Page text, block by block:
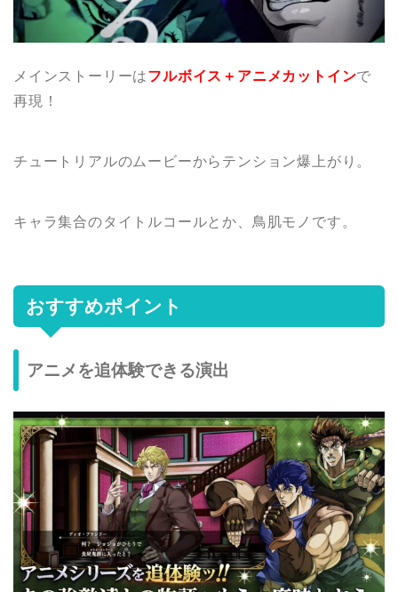
メインストーリーはフルボイス＋アニメカットインで
再現！
チュートリアルのムービーからテンション爆上がり。
キャラ集合のタイトルコールとか、鳥肌モノです。
おすすめポイント
アニメを追体験できる演出